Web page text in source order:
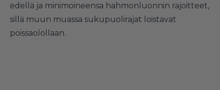
edellä ja minimoineensa hahmonluonnin rajoitteet,
sillä muun muassa sukupuolirajat loistavat
poissaolollaan.